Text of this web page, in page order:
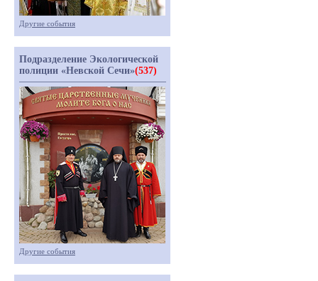
Другие события
Подразделение Экологической
полиции «Невской Сечи»(537)
Другие события